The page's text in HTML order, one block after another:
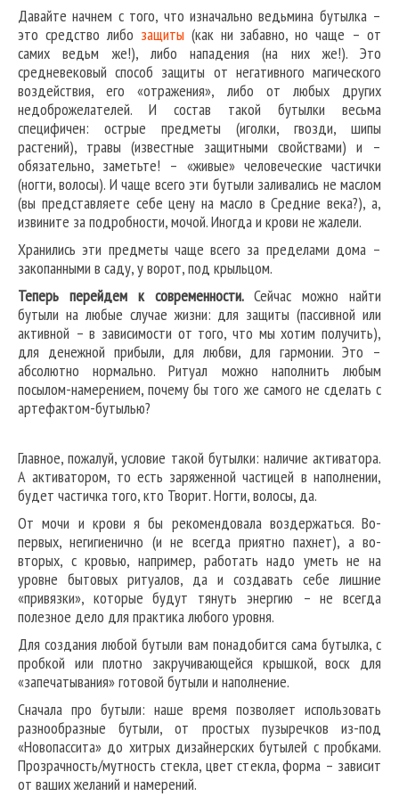
Давайте начнем с того, что изначально ведьмина бутылка –
это средство либо защиты (как ни забавно, но чаще – от
самих ведьм же!), либо нападения (на них же!). Это
средневековый способ защиты от негативного магического
воздействия, его «отражения», либо от любых других
недоброжелателей. И состав такой бутылки весьма
специфичен: острые предметы (иголки, гвозди, шипы
растений), травы (известные защитными свойствами) и –
обязательно, заметьте! – «живые» человеческие частички
(ногти, волосы). И чаще всего эти бутыли заливались не маслом
(вы представляете себе цену на масло в Средние века?), а,
извините за подробности, мочой. Иногда и крови не жалели.
Хранились эти предметы чаще всего за пределами дома –
закопанными в саду, у ворот, под крыльцом.
Теперь перейдем к современности.Сейчас можно найти
бутыли на любые случае жизни: для защиты (пассивной или
активной – в зависимости от того, что мы хотим получить),
для денежной прибыли, для любви, для гармонии. Это –
абсолютно нормально. Ритуал можно наполнить любым
посылом-намерением, почему бы того же самого не сделать с
артефактом-бутылью?
Главное, пожалуй, условие такой бутылки: наличие активатора.
А активатором, то есть заряженной частицей в наполнении,
будет частичка того, кто Творит. Ногти, волосы, да.
От мочи и крови я бы рекомендовала воздержаться. Во-
первых, негигиенично (и не всегда приятно пахнет), а во-
вторых, с кровью, например, работать надо уметь не на
уровне бытовых ритуалов, да и создавать себе лишние
«привязки», которые будут тянуть энергию – не всегда
полезное дело для практика любого уровня.
Для создания любой бутыли вам понадобится сама бутылка, с
пробкой или плотно закручивающейся крышкой, воск для
«запечатывания» готовой бутыли и наполнение.
Сначала про бутыли: наше время позволяет использовать
разнообразные бутыли, от простых пузыречков из-под
«Новопассита» до хитрых дизайнерских бутылей с пробками.
Прозрачность/мутность стекла, цвет стекла, форма – зависит
от ваших желаний и намерений.